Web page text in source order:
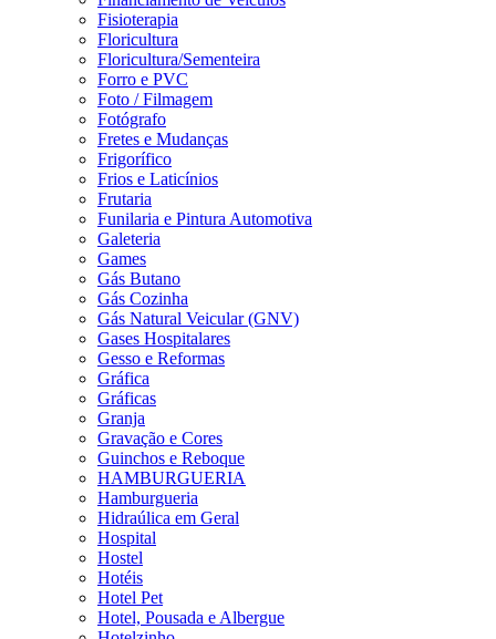
Fisioterapia
Floricultura
Floricultura/Sementeira
Forro e PVC
Foto / Filmagem
Fotógrafo
Fretes e Mudanças
Frigorífico
Frios e Laticínios
Frutaria
Funilaria e Pintura Automotiva
Galeteria
Games
Gás Butano
Gás Cozinha
Gás Natural Veicular (GNV)
Gases Hospitalares
Gesso e Reformas
Gráfica
Gráficas
Granja
Gravação e Cores
Guinchos e Reboque
HAMBURGUERIA
Hamburgueria
Hidraúlica em Geral
Hospital
Hostel
Hotéis
Hotel Pet
Hotel, Pousada e Albergue